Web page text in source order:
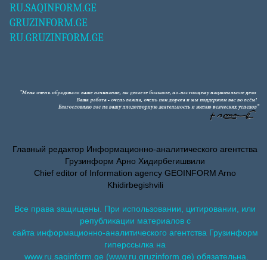
RU.SAQINFORM.GE
GRUZINFORM.GE
RU.GRUZINFORM.GE
Главный редактор Информационно-аналитического агентства
Грузинформ Арно Хидирбегишвили
Chief editor of Information agency GEOINFORM Arno
Khidirbegishvili
Все права защищены. При использовании, цитировании, или
републикации материалов с
сайта информационно-аналитического агентства Грузинформ
гиперссылка на
www.ru.saqinform.ge (www.ru.gruzinform.ge) обязательна.